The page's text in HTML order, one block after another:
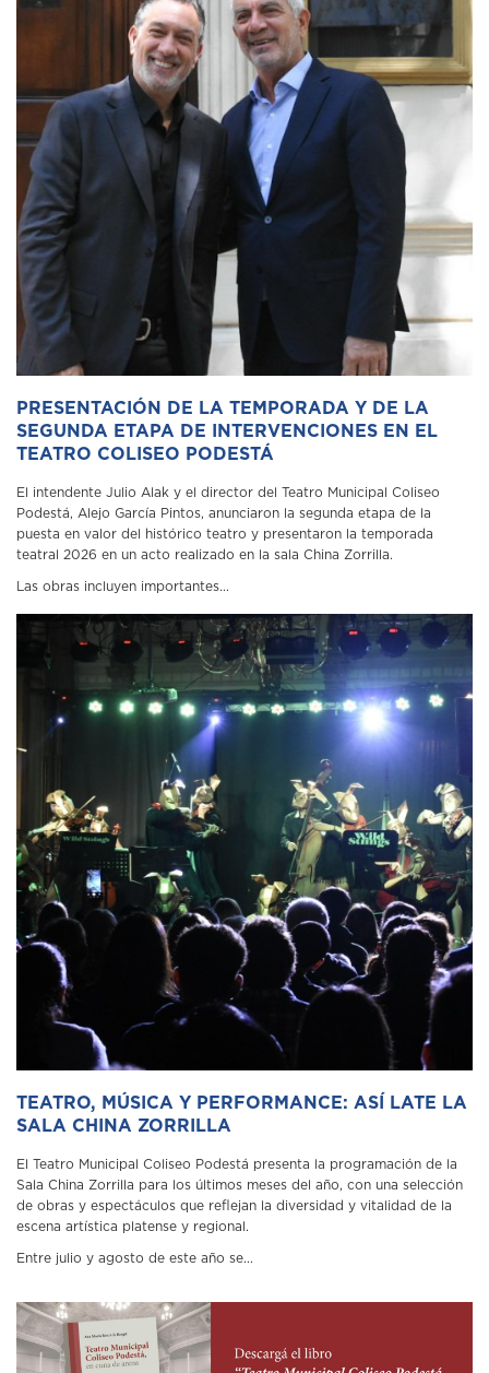
PRESENTACIÓN DE LA TEMPORADA Y DE LA
SEGUNDA ETAPA DE INTERVENCIONES EN EL
TEATRO COLISEO PODESTÁ
El intendente Julio Alak y el director del Teatro Municipal Coliseo
Podestá, Alejo García Pintos, anunciaron la segunda etapa de la
puesta en valor del histórico teatro y presentaron la temporada
teatral 2026 en un acto realizado en la sala China Zorrilla.
Las obras incluyen importantes...
TEATRO, MÚSICA Y PERFORMANCE: ASÍ LATE LA
SALA CHINA ZORRILLA
El Teatro Municipal Coliseo Podestá presenta la programación de la
Sala China Zorrilla para los últimos meses del año, con una selección
de obras y espectáculos que reflejan la diversidad y vitalidad de la
escena artística platense y regional.
Entre julio y agosto de este año se...